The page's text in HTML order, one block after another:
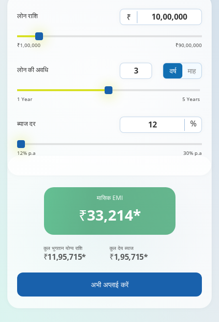
लोन राशि ₹
₹1,00,000 ₹90,00,000
वर्ष माह
लोन की अवधि
1 Year 5 Years
ब्याज दर %
12% p.a 30% p.a
मासिक EMI
₹33,214*
कुल भुगतान योग्य राशि
₹11,95,715*
कुल देय ब्याज
₹1,95,715*
अभी अप्लाई करें